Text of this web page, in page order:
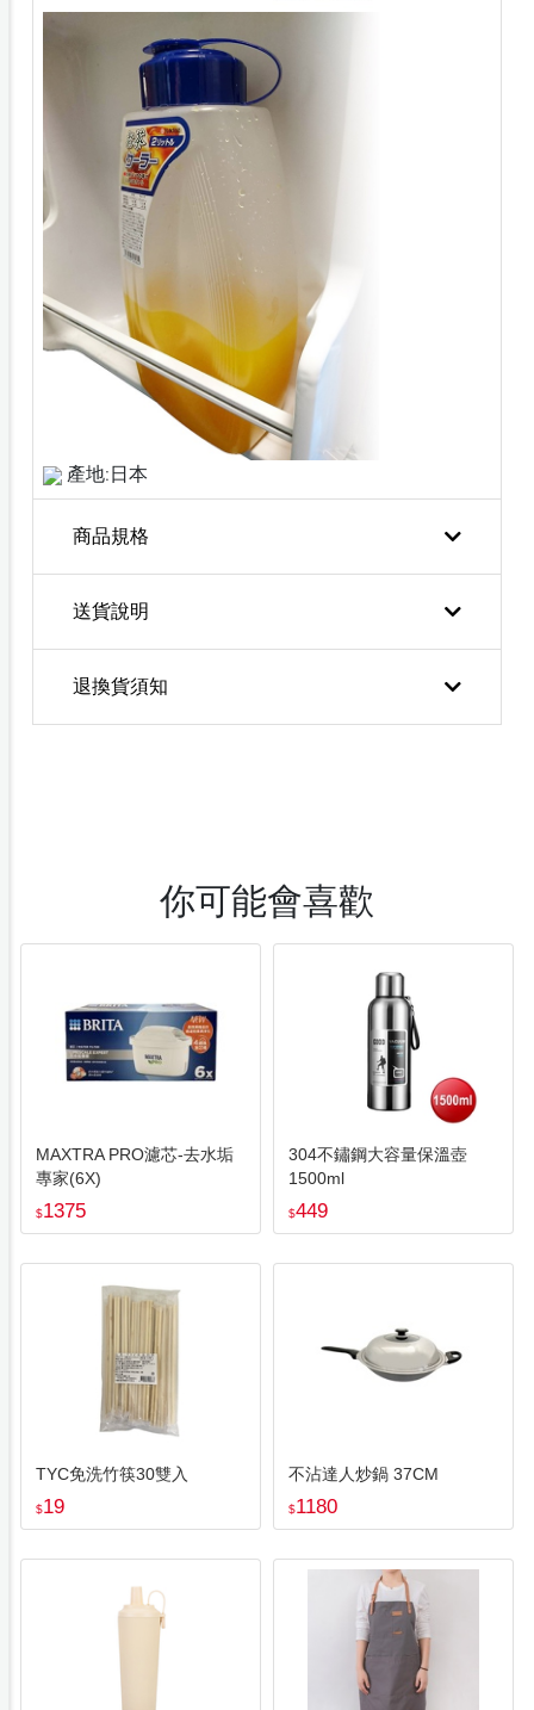
產地:日本
商品規格
送貨說明
退換貨須知
你可能會喜歡
MAXTRA PRO濾芯-去水垢
專家(6X)
$1375
304不鏽鋼大容量保溫壺
1500ml
$449
TYC免洗竹筷30雙入
$19
不沾達人炒鍋 37CM
$1180